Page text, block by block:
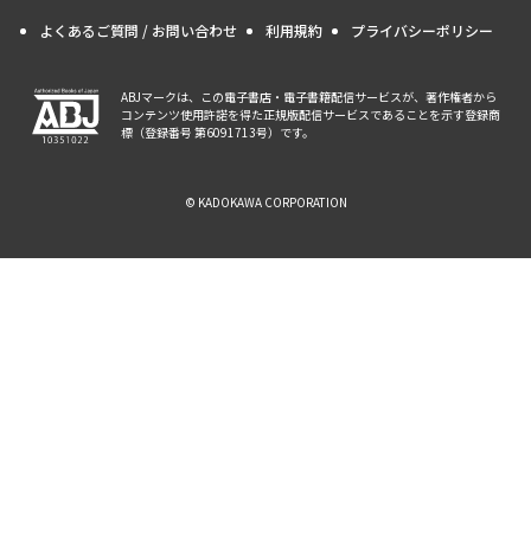
よくあるご質問 / お問い合わせ 利用規約 プライバシーポリシー
ABJマークは、この電子書店・電子書籍配信サービスが、著作権者から
コンテンツ使用許諾を得た正規版配信サービスであることを示す登録商
標（登録番号 第6091713号）です。
© KADOKAWA CORPORATION